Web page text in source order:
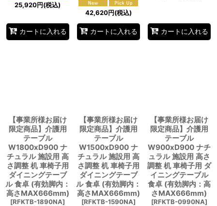
25,920円(税込)
カートに入れる
42,620円(税込)
カートに入れる カートに入れる
【事業所様お届け
限定商品】介護用
テーブル
W1800xD900 ナ
チュラル 施設用 高
さ調整 机 車椅子用
ダイニングテーブ
ル 食卓 (有効脚内：
高さMAX666mm)
[RFKTB-1890NA]
【事業所様お届け
限定商品】介護用
テーブル
W1500xD900 ナ
チュラル 施設用 高
さ調整 机 車椅子用
ダイニングテーブ
ル 食卓 (有効脚内：
高さMAX666mm)
[RFKTB-1590NA]
【事業所様お届け
限定商品】介護用
テーブル
W900xD900 ナチ
ュラル 施設用 高さ
調整 机 車椅子用 ダ
イニングテーブル
食卓 (有効脚内：高
さMAX666mm)
[RFKTB-0990NA]